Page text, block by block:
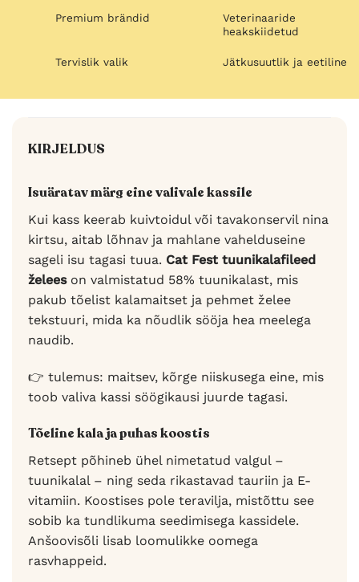
Premium brändid
Veterinaaride
heakskiidetud
Tervislik valik Jätkusuutlik ja eetiline
KIRJELDUS
Isuäratav märg eine valivale kassile
Kui kass keerab kuivtoidul või tavakonservil nina
kirtsu, aitab lõhnav ja mahlane vahelduseine
sageli isu tagasi tuua. Cat Fest tuunikalafileed
želeeson valmistatud 58% tuunikalast, mis
pakub tõelist kalamaitset ja pehmet želee
tekstuuri, mida ka nõudlik sööja hea meelega
naudib.
👉 tulemus: maitsev, kõrge niiskusega eine, mis
toob valiva kassi söögikausi juurde tagasi.
Tõeline kala ja puhas koostis
Retsept põhineb ühel nimetatud valgul –
tuunikalal – ning seda rikastavad tauriin ja E-
vitamiin. Koostises pole teravilja, mistõttu see
sobib ka tundlikuma seedimisega kassidele.
Anšoovisõli lisab loomulikke oomega
rasvhappeid.